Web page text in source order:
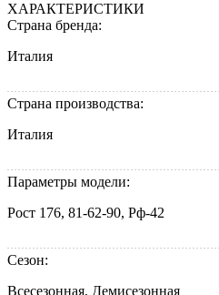
ХАРАКТЕРИСТИКИ
Страна бренда:
Италия
Страна производства:
Италия
Параметры модели:
Рост 176, 81-62-90, Рф-42
Сезон:
Всесезонная, Демисезонная